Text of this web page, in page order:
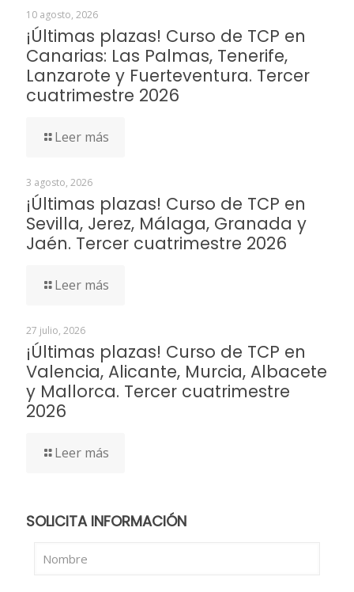
10 agosto, 2026
¡Últimas plazas! Curso de TCP en
Canarias: Las Palmas, Tenerife,
Lanzarote y Fuerteventura. Tercer
cuatrimestre 2026
Leer más
3 agosto, 2026
¡Últimas plazas! Curso de TCP en
Sevilla, Jerez, Málaga, Granada y
Jaén. Tercer cuatrimestre 2026
Leer más
27 julio, 2026
¡Últimas plazas! Curso de TCP en
Valencia, Alicante, Murcia, Albacete
y Mallorca. Tercer cuatrimestre
2026
Leer más
SOLICITA INFORMACIÓN